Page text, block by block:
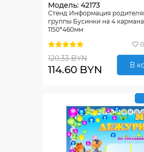
Модель: 42173
Стенд Информация
группы Бусинки на 4
1150*460мм
120.33 BYN
114.60 BYN В